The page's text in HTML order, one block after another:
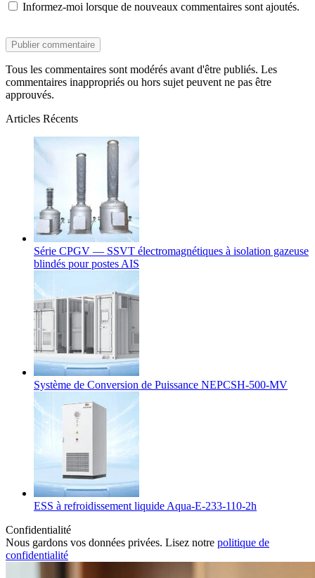
Informez-moi lorsque de nouveaux commentaires sont ajoutés.
Tous les commentaires sont modérés avant d'être publiés. Les
commentaires inappropriés ou hors sujet peuvent ne pas être
approuvés.
Articles Récents
Série CPGV — SSVT électromagnétiques à isolation gazeuse
blindés pour postes AIS
Système de Conversion de Puissance NEPCSH-500-MV
ESS à refroidissement liquide Aqua-E-233-110-2h
Confidentialité
Nous gardons vos données privées. Lisez notre politique de
confidentialité